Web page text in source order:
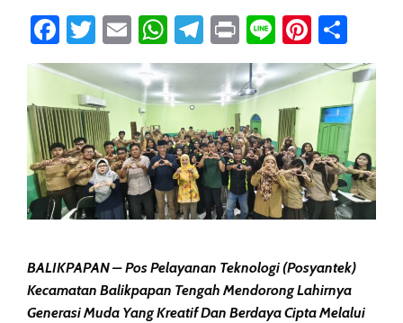
Facebook
Twitter
EmailWhatsApp
Telegram
PrintLine
BALIKPAPAN – Pos Pelayanan Teknologi (Posyantek)
Kecamatan Balikpapan Tengah Mendorong Lahirnya
Generasi Muda Yang Kreatif Dan Berdaya Cipta Melalui